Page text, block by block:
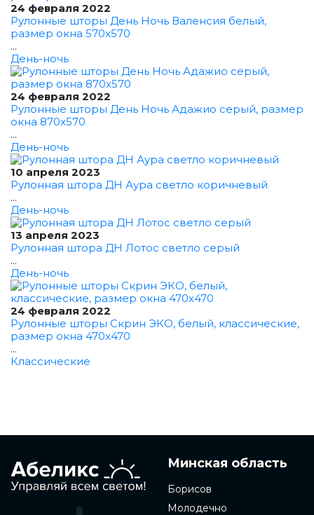
24 февраля 2022
Рулонные шторы День Ночь Валенсия белый,
размер окна 570x570
...
День-ночь
24 февраля 2022
Рулонные шторы День Ночь Адажио серый, размер
окна 870x570
...
День-ночь
10 апреля 2023
Рулонная штора ДН Аура светло коричневый
...
День-ночь
13 апреля 2023
Рулонная штора ДН Лотос светло серый
...
День-ночь
24 февраля 2022
Рулонные шторы Скрин ЭКО, белый, классические,
размер окна 470x470
...
Классические
Минская область
Борисов
Молодечно